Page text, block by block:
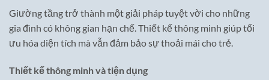
Giường tầng trở thành một giải pháp tuyệt vời cho những
gia đình có không gian hạn chế. Thiết kế thông minh giúp tối
ưu hóa diện tích mà vẫn đảm bảo sự thoải mái cho trẻ.
Thiết kế thông minh và tiện dụng